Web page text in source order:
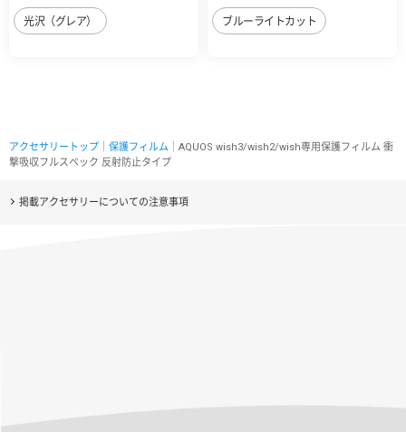
光沢（グレア） ブルーライトカット
アクセサリートップ 保護フィルム ｜AQUOS wish3/wish2/wish専用保護フィルム 衝
撃吸収フルスペック 反射防止タイプ
掲載アクセサリーについての注意事項